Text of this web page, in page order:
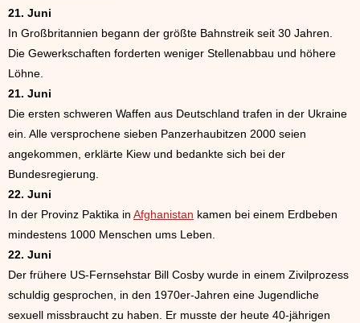
21. Juni
In Großbritannien begann der größte Bahnstreik seit 30 Jahren.
Die Gewerkschaften forderten weniger Stellenabbau und höhere
Löhne.
21. Juni
Die ersten schweren Waffen aus Deutschland trafen in der Ukraine
ein. Alle versprochene sieben Panzerhaubitzen 2000 seien
angekommen, erklärte Kiew und bedankte sich bei der
Bundesregierung.
22. Juni
In der Provinz Paktika in Afghanistan kamen bei einem Erdbeben
mindestens 1000 Menschen ums Leben.
22. Juni
Der frühere US-Fernsehstar Bill Cosby wurde in einem Zivilprozess
schuldig gesprochen, in den 1970er-Jahren eine Jugendliche
sexuell missbraucht zu haben. Er musste der heute 40-jährigen